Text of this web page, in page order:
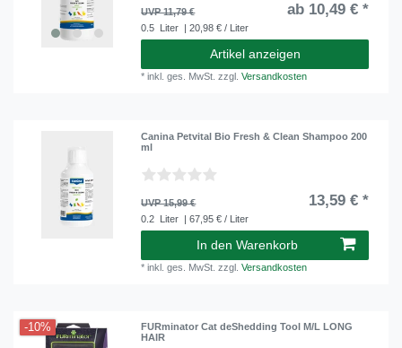
UVP 11,79 € ab 10,49 € *
0.5 Liter | 20,98 € / Liter
Artikel anzeigen
*inkl. ges. MwSt. zzgl.Versandkosten
Canina Petvital Bio Fresh & Clean Shampoo 200
ml
UVP 15,99 € 13,59 € *
0.2 Liter | 67,95 € / Liter
In den Warenkorb
*inkl. ges. MwSt. zzgl.Versandkosten
-10%
FURminator Cat deShedding Tool M/L LONG
HAIR